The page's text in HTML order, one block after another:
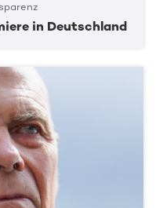
in Deutschland